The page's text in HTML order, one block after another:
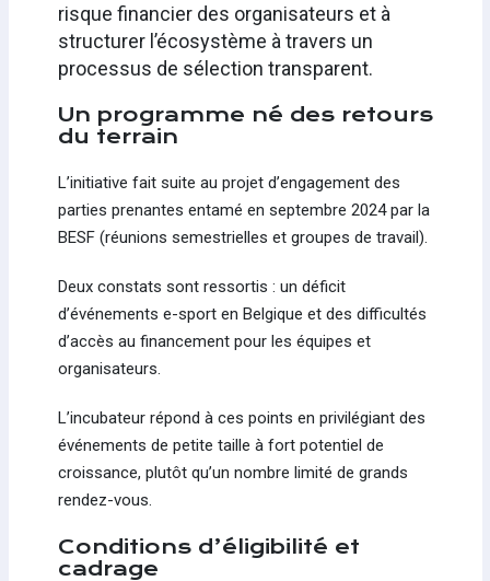
risque financier des organisateurs et à
structurer l’écosystème à travers un
processus de sélection transparent.
Un programme né des retours
du terrain
L’initiative fait suite au projet d’engagement des
parties prenantes entamé en septembre 2024 par la
BESF (réunions semestrielles et groupes de travail).
Deux constats sont ressortis : un déficit
d’événements e-sport en Belgique et des difficultés
d’accès au financement pour les équipes et
organisateurs.
L’incubateur répond à ces points en privilégiant des
événements de petite taille à fort potentiel de
croissance, plutôt qu’un nombre limité de grands
rendez-vous.
Conditions d’éligibilité et
cadrage